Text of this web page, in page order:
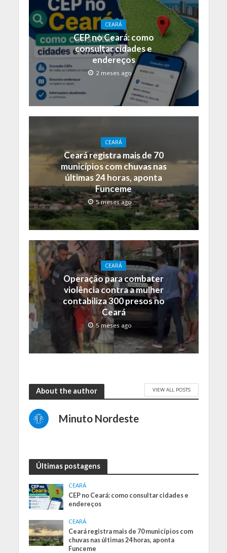
CEARÁ
CEP no Ceará: como
consultar cidades e
endereços
2 meses ago
CEARÁ
Ceará registra mais de 70
municípios com chuvas nas
últimas 24 horas, aponta
Funceme
5 meses ago
CEARÁ
Operação para combater
violência contra a mulher
contabiliza 300 presos no
Ceará
5 meses ago
About the author VIEW ALL POSTS
Minuto Nordeste
Últimas postagens
CEARÁ
CEP no Ceará: como consultar cidades e
endereços
CEARÁ
Ceará registra mais de 70 municípios com
chuvas nas últimas 24 horas, aponta
Funceme